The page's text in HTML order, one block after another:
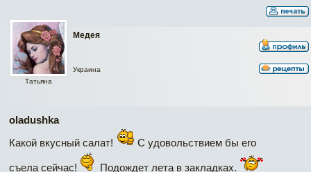
Медея
Татьяна
Украина
oladushka
Какой вкусный салат!
С удовольствием бы его
съела сейчас! Подождет лета в закладках.